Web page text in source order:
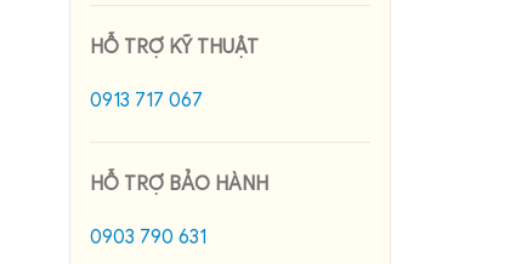
HỖ TRỢ KỸ THUẬT
0913 717 067
HỖ TRỢ BẢO HÀNH
0903 790 631